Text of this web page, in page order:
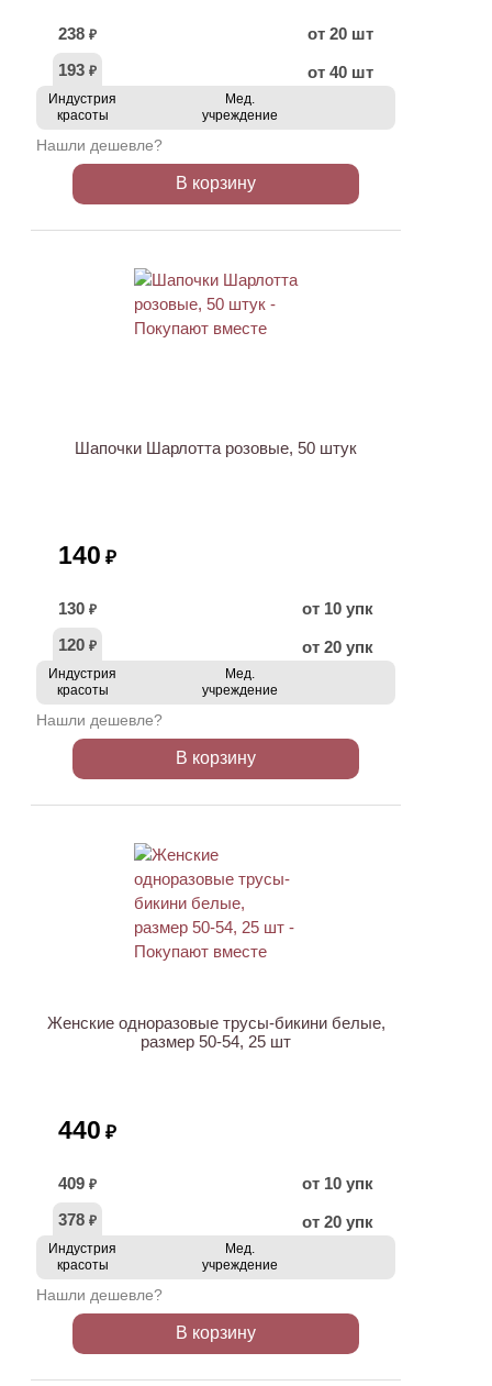
238 ₽
от 20 шт
193 ₽ от 40 шт
Индустрия
красоты
Мед.
учреждение
Нашли дешевле?
В корзину
Шапочки Шарлотта розовые, 50 штук
140 ₽
130 ₽
от 10 упк
120 ₽ от 20 упк
Индустрия
красоты
Мед.
учреждение
Нашли дешевле?
В корзину
Женские одноразовые трусы-бикини белые,
размер 50-54, 25 шт
440 ₽
409 ₽
от 10 упк
378 ₽ от 20 упк
Индустрия
красоты
Мед.
учреждение
Нашли дешевле?
В корзину